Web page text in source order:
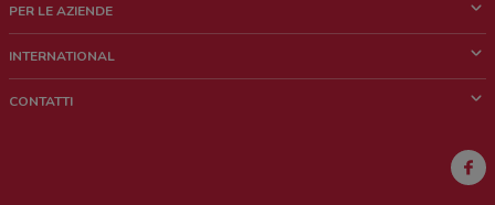
Chi siamo
Lavora con noi
PER LE AZIENDE
Richieste commerciali e marketing
INTERNATIONAL
CONTATTI